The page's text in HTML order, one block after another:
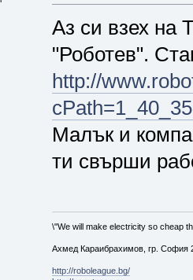
Аз си взех на
"Роботев".
http://
Малък и
ти свърши
\"We will make electricity so cheap
Ахмед Караибрахимов, гр. София
http://roboleague.bg/